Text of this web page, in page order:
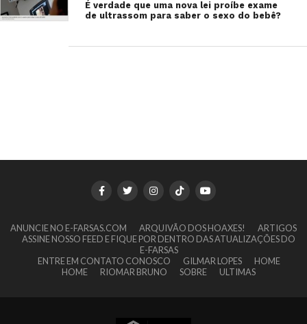
É verdade que uma nova lei proíbe exame
de ultrassom para saber o sexo do bebê?
ANUNCIE NO E-FARSAS.COM ARQUIVÃO DOS HOAXES!
ARTIGOS
ASSINE NOSSO FEED E FIQUE POR DENTRO DAS ATUALIZAÇÕES DO
E-FARSAS
ENTRE EM CONTATO CONOSCO
GILMAR LOPES
HOME
HOME
RIOMAR BRUNO SOBRE ULTIMAS